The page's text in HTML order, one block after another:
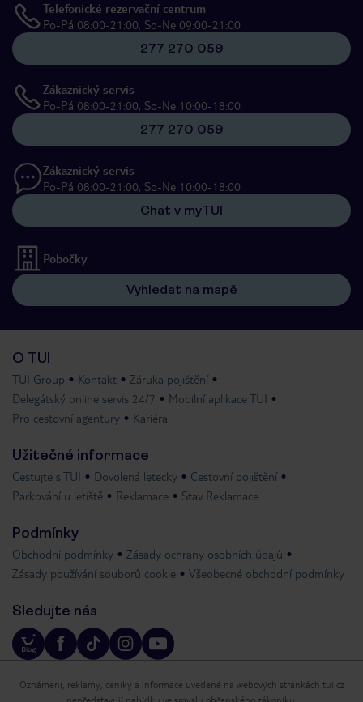
Telefonické rezervační centrum
Po-Pá 08:00-21:00, So-Ne 09:00-21:00
277 270 059
Zákaznický servis
Po-Pá 08:00-21:00, So-Ne 10:00-18:00
277 270 059
Zákaznický servis
Po-Pá 08:00-21:00, So-Ne 10:00-18:00
Chat v myTUI
Pobočky
Vyhledat na mapě
O TUI
TUI Group Kontakt
Záruka pojištění
Delegátský online servis 24/7
Mobilní aplikace TUI
Pro cestovní agentury
Kariéra
Užitečné informace
Cestujte s TUI Dovolená letecky
Cestovní pojištění
Parkování u letiště
Reklamace Stav Reklamace
Podmínky
Obchodní podmínky
Zásady ochrany osobních údajů
Zásady používání souborů cookie
Všeobecné obchodní podmínky
Sledujte nás
Oznámení, reklamy, ceníky a informace uvedené na webových stránkách tui.cz